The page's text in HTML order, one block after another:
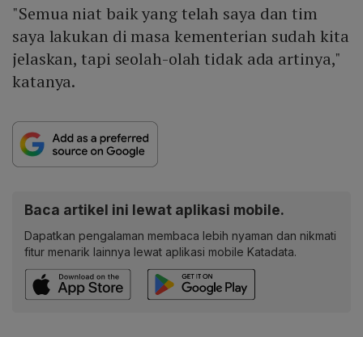
"Semua niat baik yang telah saya dan tim
saya lakukan di masa kementerian sudah kita
jelaskan, tapi seolah-olah tidak ada artinya,"
katanya.
Baca artikel ini lewat aplikasi mobile.
Dapatkan pengalaman membaca lebih nyaman dan nikmati
fitur menarik lainnya lewat aplikasi mobile Katadata.